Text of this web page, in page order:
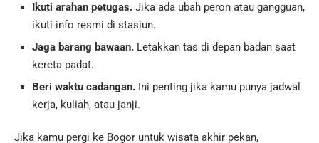
Ikuti arahan petugas. Jika ada ubah peron atau gangguan,
ikuti info resmi di stasiun.
Jaga barang bawaan. Letakkan tas di depan badan saat
kereta padat.
Beri waktu cadangan. Ini penting jika kamu punya jadwal
kerja, kuliah, atau janji.
Jika kamu pergi ke Bogor untuk wisata akhir pekan,